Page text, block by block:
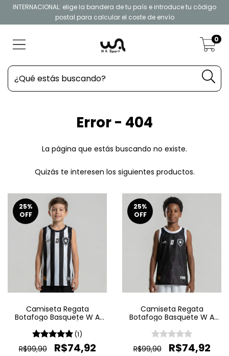
INTERNACIONAL: elige la bandera de tu país e introduce tu código
postal para calcular el coste de envío
0
Error - 404
La página que estás buscando no existe.
Quizás te interesen los siguientes productos.
25%
OFF
Camiseta Regata
Botafogo Basquete W A
Listrada (1)
R$99,90 R$74,92
25%
OFF
Camiseta Regata
Botafogo Basquete W A
R$99,90 R$74,92